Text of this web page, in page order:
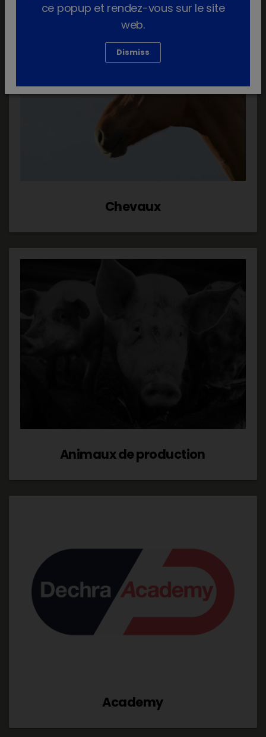
Chevaux
Animaux de production
Academy
ce popup et rendez-vous sur le site
web.
Dismiss